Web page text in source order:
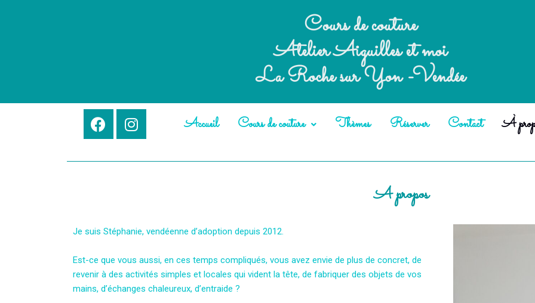
Cours de couture
Atelier Aiguilles et moi
La Roche sur Yon -Vendée
Accueil Cours de couture Thèmes Réserver Contact À
A propos
Je suis Stéphanie, vendéenne d’adoption depuis 2012.
Est-ce que vous aussi, en ces temps compliqués, vous avez envie de plus de concret, de
revenir à des activités simples et locales qui vident la tête, de fabriquer des objets de vos
mains, d’échanges chaleureux, d’entraide ?